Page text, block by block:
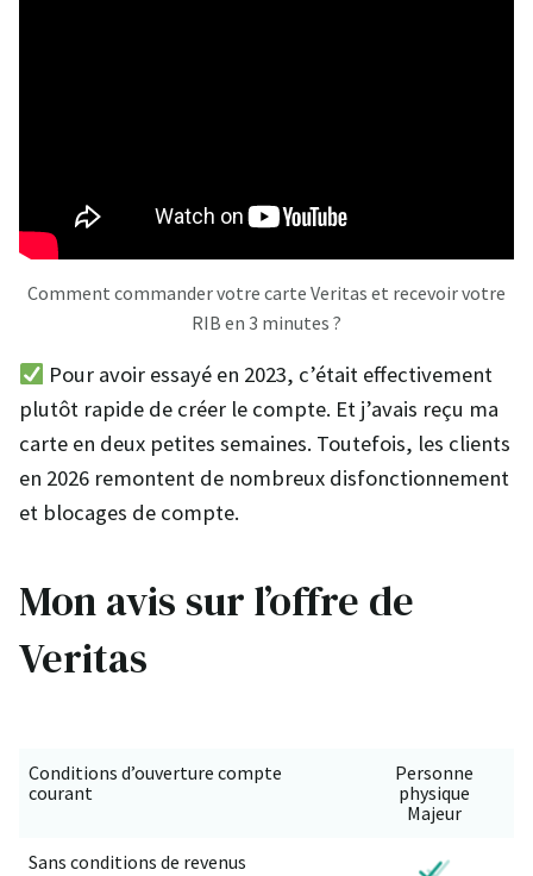
Comment commander votre carte Veritas et recevoir votre
RIB en 3 minutes ?
Pour avoir essayé en 2023, c’était effectivement
plutôt rapide de créer le compte. Et j’avais reçu ma
carte en deux petites semaines. Toutefois, les clients
en 2026 remontent de nombreux disfonctionnement
et blocages de compte.
Mon avis sur l’offre de
Veritas
Conditions d’ouverture compte
courant
Personne
physique
Majeur
Sans conditions de revenus